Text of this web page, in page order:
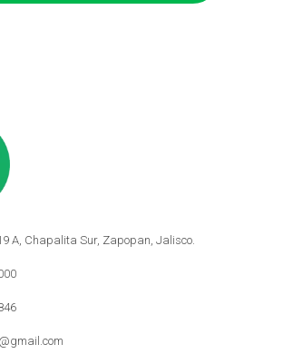
A, Chapalita Sur, Zapopan, Jalisco.